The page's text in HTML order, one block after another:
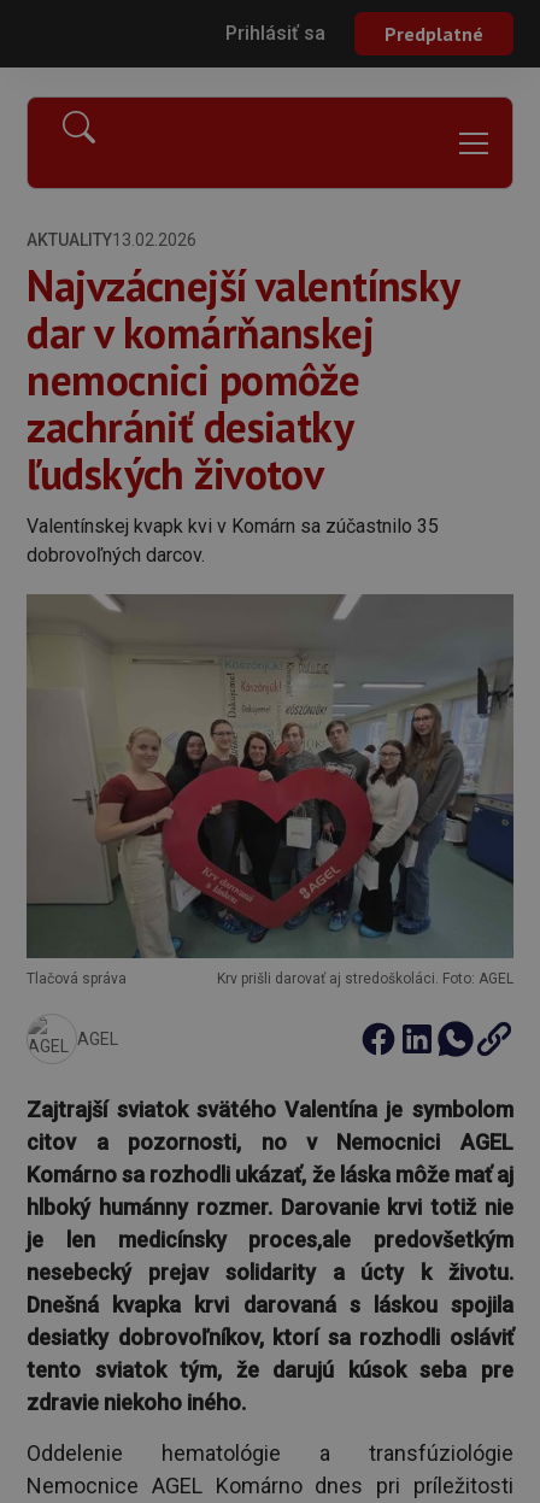
Prihlásiť sa Predplatné
AKTUALITY13.02.2026
Najvzácnejší valentínsky
dar v komárňanskej
nemocnici pomôže
zachrániť desiatky
ľudských životov
Valentínskej kvapk kvi v Komárn sa zúčastnilo 35
dobrovoľných darcov.
Tlačová správa Krv prišli darovať aj stredoškoláci. Foto: AGEL
AGEL
Zajtrajší sviatok svätého Valentína je symbolom
citov a pozornosti, no v Nemocnici AGEL
Komárno sa rozhodli ukázať, že láska môže mať aj
hlboký humánny rozmer. Darovanie krvi totiž nie
je len medicínsky proces,ale predovšetkým
nesebecký prejav solidarity a úcty k životu.
Dnešná kvapka krvi darovaná s láskou spojila
desiatky dobrovoľníkov, ktorí sa rozhodli osláviť
tento sviatok tým, že darujú kúsok seba pre
zdravie niekoho iného.
Oddelenie hematológie a transfúziológie
Nemocnice AGEL Komárno dnes pri príležitosti